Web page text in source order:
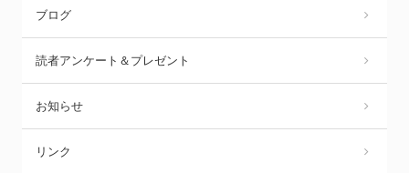
ブログ
読者アンケート＆プレゼント
お知らせ
リンク